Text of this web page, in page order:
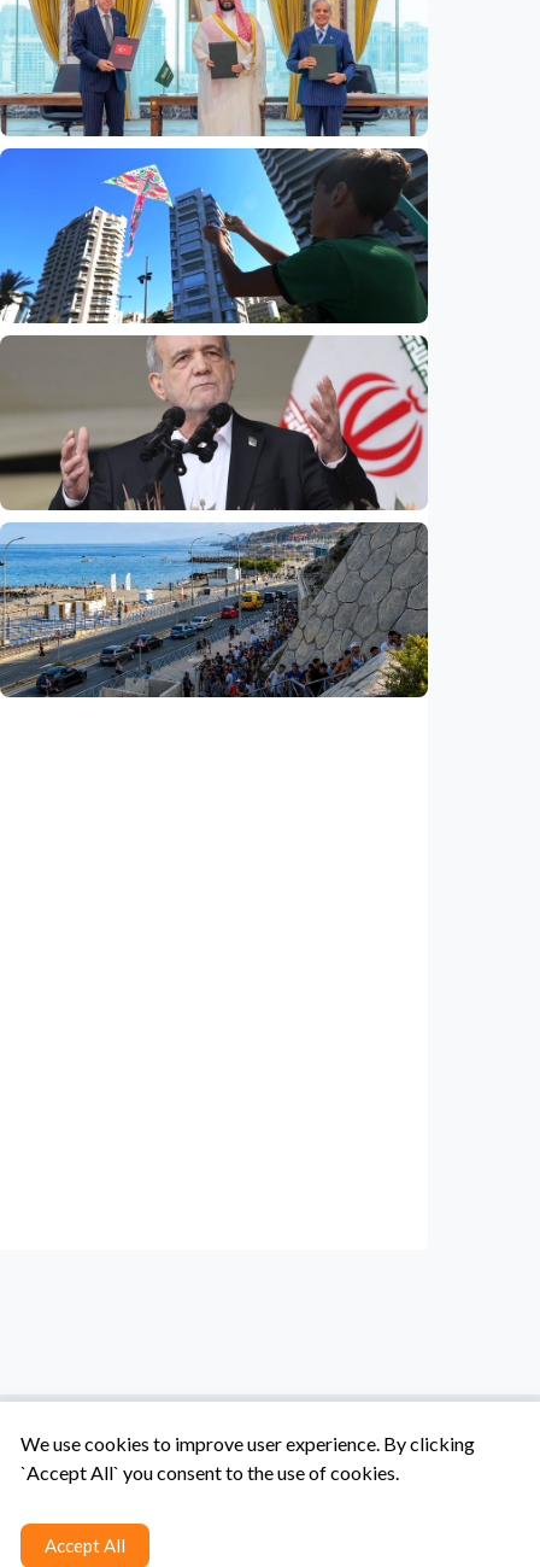
Mirip pasal 5 NATO, Turkiye tegaskan
Aliansi Pertahanan Makkah tak
menargetkan Iran
Indonesia•09 Aug 2026
Dugaan spionase guncang PBB, staf UNICEF
diduga bocorkan informasi ke Israel
Indonesia 08 Aug 2026
Internasional
Pezeshkian: Iran siap berdialog, tetapi tak
bisa dipaksa menyerah
Indonesia•08 Aug 2026
We use cookies to improve user experience. By clicking
`Accept All` you consent to the use of cookies.
Accept All